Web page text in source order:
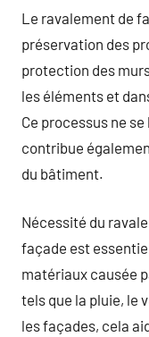
Le ravalement de
préservation des
protection des
les éléments et
Ce processus ne
contribue
du bâtiment.
Nécessité du
façade est
matériaux causée
tels que la pluie, le
les façades, cela